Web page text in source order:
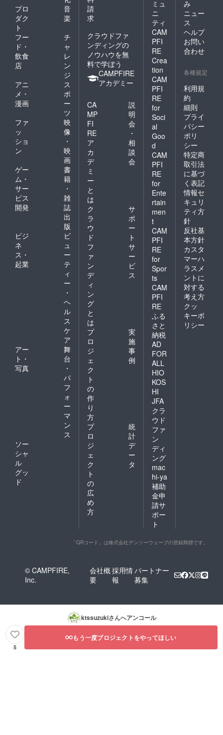
プロ
ダク
ト
音
楽
フー
ド・
飲食
店
チ
ャ
レ
ン
ジ
アニ
メ・
漫画
ス
ポ
ー
ツ
ファ
ッ
ショ
ン
映
像
・
映
画
ゲー
ム・
サー
ビス
開発
書
籍
・
雑
誌
出
版
ビジ
ネ
ス・
起業
ビ
ュ
ー
テ
ィ
ー
・
ヘ
ル
ス
ケ
ア
アー
ト・
写真
舞
台
・
パ
フ
ォ
ー
マ
ン
ス
ソー
シャ
ル
グッ
ド
請
求
クラウドファ
ンディングの
ノウハウを無
料で学ぼう
CAMPFIRE
アカデミー
CA
MP
FI
RE
ア
カ
デ
ミ
ー
と
は
説
明
会
・
相
談
会
ク
ラ
ウ
ド
フ
ァ
ン
デ
ィ
ン
グ
と
は
サ
ポ
ー
ト
サ
ー
ビ
ス
プ
ロ
ジ
ェ
ク
ト
の
作
り
方
実
施
事
例
プ
ロ
ジ
ェ
ク
ト
の
広
め
方
統
計
デ
ー
タ
ミュ
ニ
ティ
CAM
PFI
RE
Crea
tion
CAM
PFI
RE
for
Soci
al
Goo
d
CAM
PFI
RE
for
Ente
rtain
men
t
CAM
PFI
RE
for
Spor
ts
CAM
PFI
RE
ふる
さと
納税
AD
FOR
ALL
HIO
KOS
HI
JFA
クラ
ウド
ファ
ン
ディ
ング
mac
hi-ya
補助
金申
請サ
ポー
ト
み
ニュー
ス
ヘルプ
お問い
合わせ
各種規定
利用規
約
細則
プライ
バシー
ポリ
シー
特定商
取引法
に基づ
く表記
情報セ
キュリ
ティ方
針
反社基
本方針
カスタ
マーハ
ラスメ
ントに
対する
考え方
クッ
キーポ
リシー
「QRコード」は株式会社デンソーウェーブの登録商標です。
© CAMPFIRE,
Inc.
会社概
要
採用情
報
パートナー
募集
ktssuzukiさんへアンコール
5
もう一度プロジェクトをやってほしい